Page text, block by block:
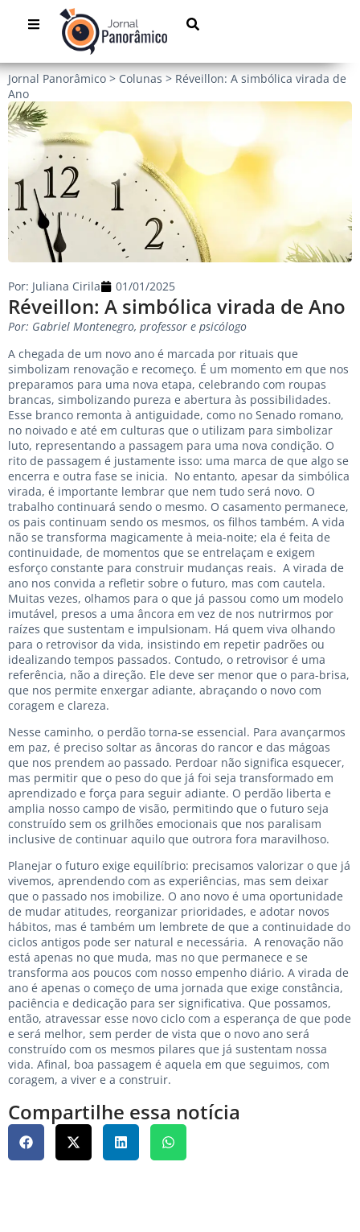
Jornal Panorâmico > Colunas > Réveillon: A simbólica virada de
Ano
Réveillon: A simbólica virada de Ano
Por: Juliana Cirila 01/01/2025
Por: Gabriel Montenegro, professor e psicólogo
A chegada de um novo ano é marcada por rituais que
simbolizam renovação e recomeço. É um momento em que nos
preparamos para uma nova etapa, celebrando com roupas
brancas, simbolizando pureza e abertura às possibilidades.
Esse branco remonta à antiguidade, como no Senado romano,
no noivado e até em culturas que o utilizam para simbolizar
luto, representando a passagem para uma nova condição. O
rito de passagem é justamente isso: uma marca de que algo se
encerra e outra fase se inicia. No entanto, apesar da simbólica
virada, é importante lembrar que nem tudo será novo. O
trabalho continuará sendo o mesmo. O casamento permanece,
os pais continuam sendo os mesmos, os filhos também. A vida
não se transforma magicamente à meia-noite; ela é feita de
continuidade, de momentos que se entrelaçam e exigem
esforço constante para construir mudanças reais. A virada de
ano nos convida a refletir sobre o futuro, mas com cautela.
Muitas vezes, olhamos para o que já passou como um modelo
imutável, presos a uma âncora em vez de nos nutrirmos por
raízes que sustentam e impulsionam. Há quem viva olhando
para o retrovisor da vida, insistindo em repetir padrões ou
idealizando tempos passados. Contudo, o retrovisor é uma
referência, não a direção. Ele deve ser menor que o para-brisa,
que nos permite enxergar adiante, abraçando o novo com
coragem e clareza.
Nesse caminho, o perdão torna-se essencial. Para avançarmos
em paz, é preciso soltar as âncoras do rancor e das mágoas
que nos prendem ao passado. Perdoar não significa esquecer,
mas permitir que o peso do que já foi seja transformado em
aprendizado e força para seguir adiante. O perdão liberta e
amplia nosso campo de visão, permitindo que o futuro seja
construído sem os grilhões emocionais que nos paralisam
inclusive de continuar aquilo que outrora fora maravilhoso.
Planejar o futuro exige equilíbrio: precisamos valorizar o que já
vivemos, aprendendo com as experiências, mas sem deixar
que o passado nos imobilize. O ano novo é uma oportunidade
de mudar atitudes, reorganizar prioridades, e adotar novos
hábitos, mas é também um lembrete de que a continuidade do
ciclos antigos pode ser natural e necessária. A renovação não
está apenas no que muda, mas no que permanece e se
transforma aos poucos com nosso empenho diário. A virada de
ano é apenas o começo de uma jornada que exige constância,
paciência e dedicação para ser significativa. Que possamos,
então, atravessar esse novo ciclo com a esperança de que pode
e será melhor, sem perder de vista que o novo ano será
construído com os mesmos pilares que já sustentam nossa
vida. Afinal, boa passagem é aquela em que seguimos, com
coragem, a viver e a construir.
Compartilhe essa notícia